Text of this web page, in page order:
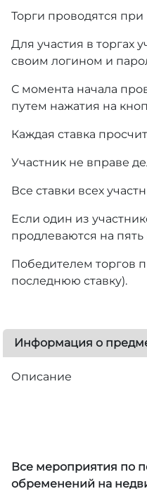
Торги проводятся
Для участия в торгах
своим логином и
С момента начала
путем нажатия на
Каждая ставка
Участник не вправе
Все ставки всех
Если один из
продлеваются на
Победителем торгов
последнюю ставку).
Информация о
Описание
Все мероприятия по
обременений на